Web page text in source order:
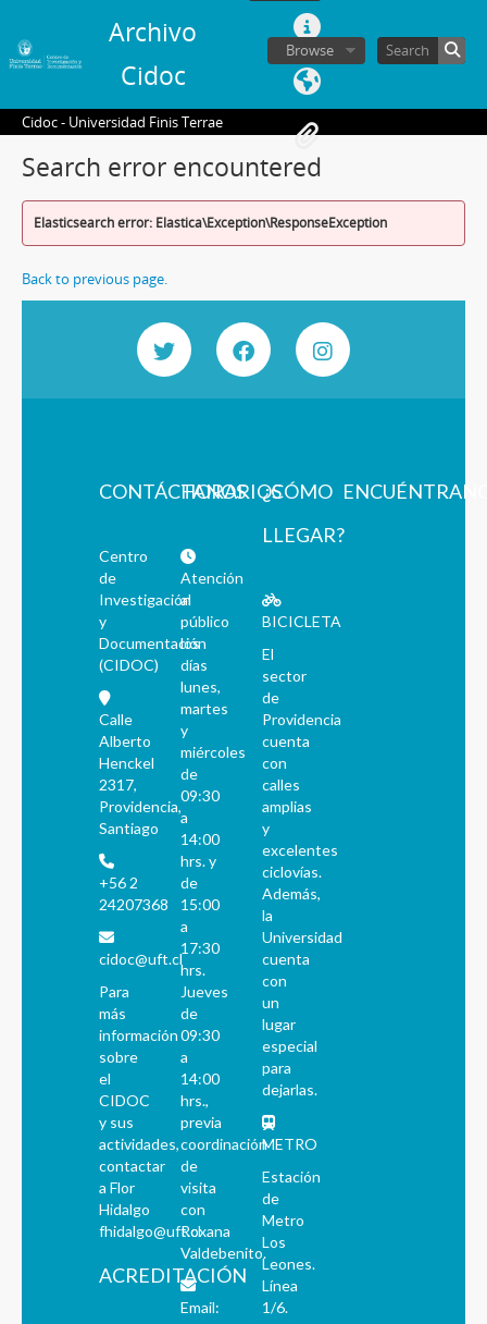
Archivo
Cidoc
Browse
Cidoc - Universidad Finis Terrae
Search error encountered
Elasticsearch error: Elastica\Exception\ResponseException
Back to previous page.
CONTÁCTANOS
Centro
de
Investigación
y
Documentación
(CIDOC)
Calle
Alberto
Henckel
2317,
Providencia,
Santiago
+56 2
24207368
cidoc@uft.cl
Para
más
información
sobre
el
CIDOC
y sus
actividades,
contactar
a Flor
Hidalgo
fhidalgo@uft.cl
ACREDITACIÓN
HORARIOS
Atención
al
público
los
días
lunes,
martes
y
miércoles
de
09:30
a
14:00
hrs. y
de
15:00
a
17:30
hrs.
Jueves
de
09:30
a
14:00
hrs.,
previa
coordinación
de
visita
con
Roxana
Valdebenito.
Email:
¿CÓMO
LLEGAR?
BICICLETA
El
sector
de
Providencia
cuenta
con
calles
amplias
y
excelentes
ciclovías.
Además,
la
Universidad
cuenta
con
un
lugar
especial
para
dejarlas.
METRO
Estación
de
Metro
Los
Leones.
Línea
1/6.